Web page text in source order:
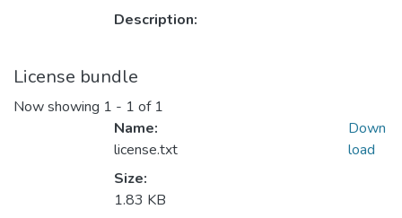
Description:
License bundle
Now showing 1 - 1 of 1
Name:
license.txt
Size:
1.83 KB
Down
load